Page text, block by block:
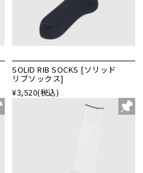
SOLID RIB SOCKS [ソリッド
リブソックス]
¥3,520(税込)